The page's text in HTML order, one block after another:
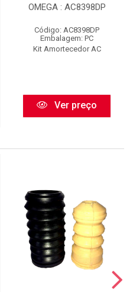
OMEGA : AC8398DP
Código: AC8398DP
Embalagem: PC
Kit Amortecedor AC
Ver preço